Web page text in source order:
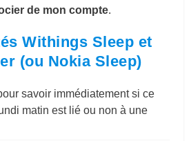
de mon compte.
Withings Sleep et
(ou Nokia Sleep)
savoir immédiatement si ce
matin est lié ou non à une